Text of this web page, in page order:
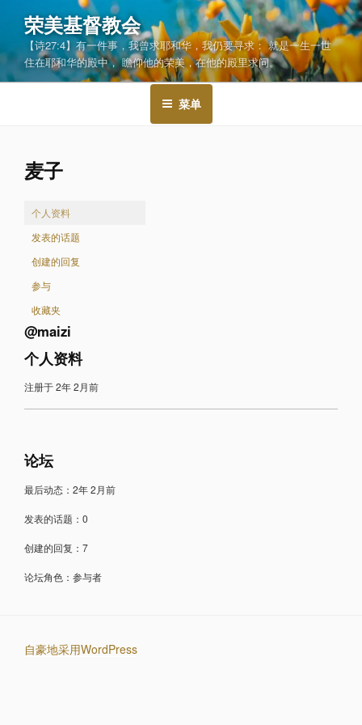
荣美基督教会
【诗27:4】有一件事，我曾求耶和华，我仍要寻求： 就是一生一世
住在耶和华的殿中， 瞻仰他的荣美，在他的殿里求问。
菜单
麦子
个人资料
发表的话题
创建的回复
参与
收藏夹
@maizi
个人资料
注册于 2年 2月前
论坛
最后动态：2年 2月前
发表的话题：0
创建的回复：7
论坛角色：参与者
自豪地采用WordPress